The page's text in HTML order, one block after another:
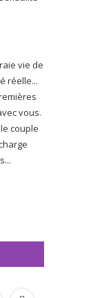
vie de
réelle...
vous.
couple